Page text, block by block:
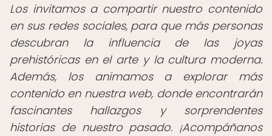
Los invitamos a compartir nuestro contenido
en sus redes sociales, para que más personas
descubran la influencia de las joyas
prehistóricas en el arte y la cultura moderna.
Además, los animamos a explorar más
contenido en nuestra web, donde encontrarán
fascinantes hallazgos y sorprendentes
historias de nuestro pasado. ¡Acompáñanos